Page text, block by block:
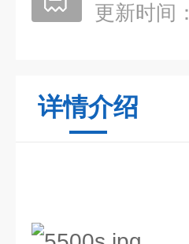
更新时间：
详情介绍